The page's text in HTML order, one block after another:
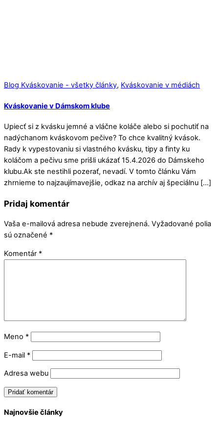
Blog Kváskovanie - všetky články, Kváskovanie v médiách
Kváskovanie v Dámskom klube
Upiecť si z kvásku jemné a vláčne koláče alebo si pochutiť na
nadýchanom kváskovom pečive? To chce kvalitný kvások.
Rady k vypestovaniu si vlastného kvásku, tipy a finty ku
koláčom a pečivu sme prišli ukázať 15.4.2026 do Dámskeho
klubu.Ak ste nestihli pozerať, nevadí. V tomto článku Vám
zhrnieme to najzaujímavejšie, odkaz na archív aj špeciálnu […]
Pridaj komentár
Vaša e-mailová adresa nebude zverejnená. Vyžadované polia
sú označené *
Komentár *
Meno *
E-mail *
Adresa webu
Najnovšie články